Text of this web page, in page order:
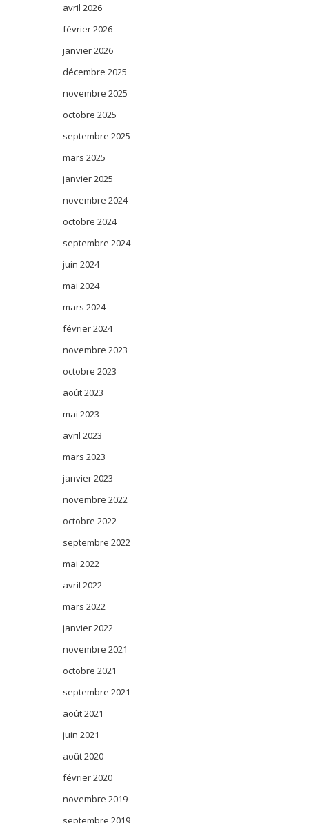
avril 2026
février 2026
janvier 2026
décembre 2025
novembre 2025
octobre 2025
septembre 2025
mars 2025
janvier 2025
novembre 2024
octobre 2024
septembre 2024
juin 2024
mai 2024
mars 2024
février 2024
novembre 2023
octobre 2023
août 2023
mai 2023
avril 2023
mars 2023
janvier 2023
novembre 2022
octobre 2022
septembre 2022
mai 2022
avril 2022
mars 2022
janvier 2022
novembre 2021
octobre 2021
septembre 2021
août 2021
juin 2021
août 2020
février 2020
novembre 2019
septembre 2019